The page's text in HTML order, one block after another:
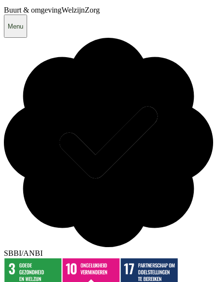
Buurt & omgevingWelzijnZorg
Menu
SBBI/ANBI